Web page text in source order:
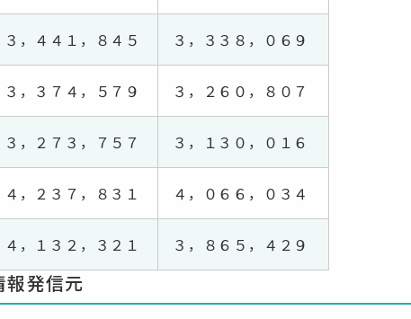
３，４４１，８４５ ３，３３８，０６９
３，３７４，５７９ ３，２６０，８０７
３，２７３，７５７ ３，１３０，０１６
４，２３７，８３１ ４，０６６，０３４
４，１３２，３２１ ３，８６５，４２９
報発信元